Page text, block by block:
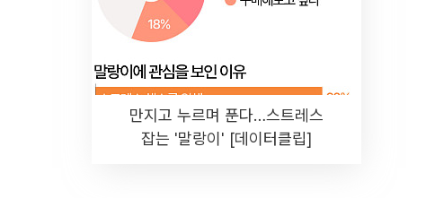
만지고 누르며 푼다…스트레스
잡는 '말랑이' [데이터클립]